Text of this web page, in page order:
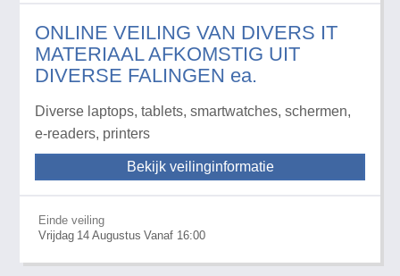
ONLINE VEILING VAN DIVERS IT
MATERIAAL AFKOMSTIG UIT
DIVERSE FALINGEN ea.
Diverse laptops, tablets, smartwatches, schermen,
e-readers, printers
Bekijk veilinginformatie
Einde veiling
Vrijdag 14 Augustus Vanaf 16:00